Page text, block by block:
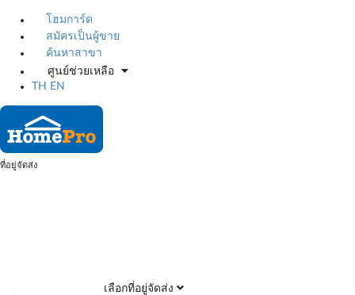
โฮมการ์ด
สมัครเป็นผู้ขาย
ค้นหาสาขา
ศูนย์ช่วยเหลือ
TH
EN
ที่อยู่จัดส่ง
เลือกที่อยู่จัดส่ง